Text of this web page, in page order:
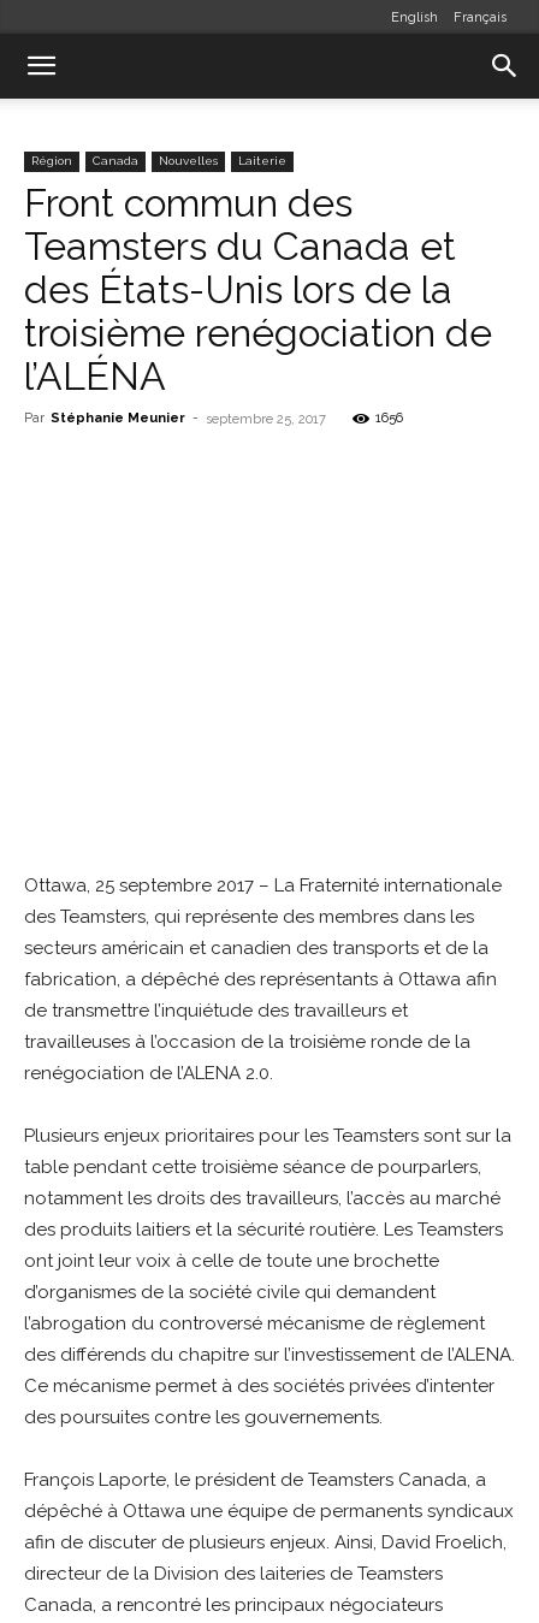
English Français
Région Canada Nouvelles Laiterie
Front commun des
Teamsters du Canada et
des États-Unis lors de la
troisième renégociation de
l’ALÉNA
Par Stéphanie Meunier - septembre 25, 2017 1656
Ottawa, 25 septembre 2017 – La Fraternité internationale
des Teamsters, qui représente des membres dans les
secteurs américain et canadien des transports et de la
fabrication, a dépêché des représentants à Ottawa afin
de transmettre l’inquiétude des travailleurs et
travailleuses à l’occasion de la troisième ronde de la
renégociation de l’ALENA 2.0.
Plusieurs enjeux prioritaires pour les Teamsters sont sur la
table pendant cette troisième séance de pourparlers,
notamment les droits des travailleurs, l’accès au marché
des produits laitiers et la sécurité routière. Les Teamsters
ont joint leur voix à celle de toute une brochette
d’organismes de la société civile qui demandent
l’abrogation du controversé mécanisme de règlement
des différends du chapitre sur l’investissement de l’ALENA.
Ce mécanisme permet à des sociétés privées d’intenter
des poursuites contre les gouvernements.
François Laporte, le président de Teamsters Canada, a
dépêché à Ottawa une équipe de permanents syndicaux
afin de discuter de plusieurs enjeux. Ainsi, David Froelich,
directeur de la Division des laiteries de Teamsters
Canada, a rencontré les principaux négociateurs